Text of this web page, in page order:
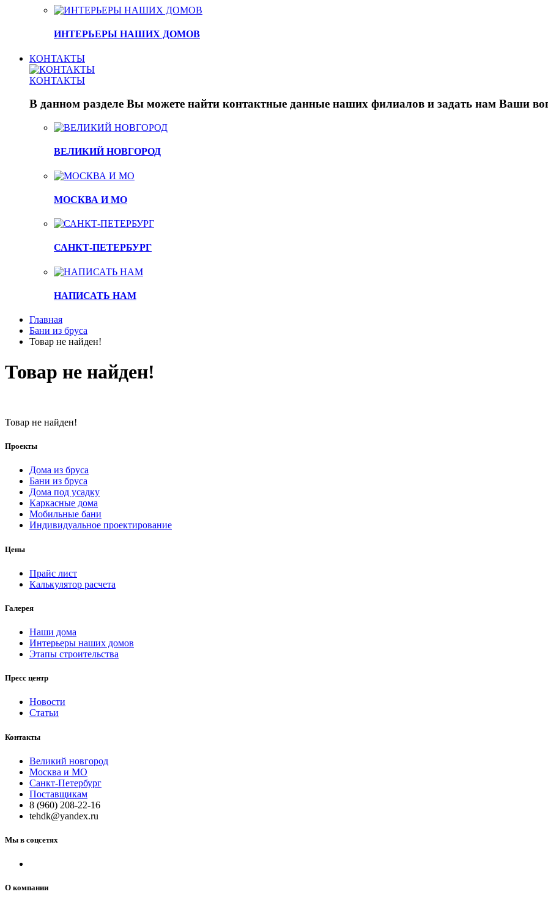
ИНТЕРЬЕРЫ НАШИХ ДОМОВ
КОНТАКТЫ
КОНТАКТЫ
В данном разделе Вы можете найти контактные данные наших филиалов и задать нам Ваши
ВЕЛИКИЙ НОВГОРОД
МОСКВА И МО
САНКТ-ПЕТЕРБУРГ
НАПИСАТЬ НАМ
Главная
Бани из бруса
Товар не найден!
Товар не найден!
Товар не найден!
Проекты
Дома из бруса
Бани из бруса
Дома под усадку
Каркасные дома
Мобильные бани
Индивидуальное проектирование
Цены
Прайс лист
Калькулятор расчета
Галерея
Наши дома
Интерьеры наших домов
Этапы строительства
Пресс центр
Новости
Статьи
Контакты
Великий новгород
Москва и МО
Санкт-Петербург
Поставщикам
8 (960) 208-22-16
tehdk@yandex.ru
Мы в соцсетях
О компании